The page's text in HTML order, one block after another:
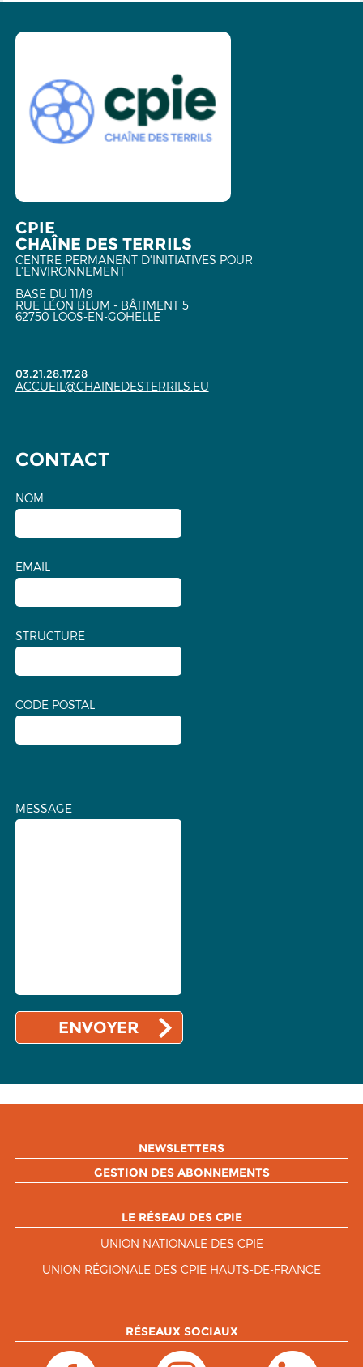
CPIE
CHAÎNE DES TERRILS
CENTRE PERMANENT D'INITIATIVES POUR
L'ENVIRONNEMENT
BASE DU 11/19
RUE LÉON BLUM - BÂTIMENT 5
62750 LOOS-EN-GOHELLE
03.21.28.17.28
ACCUEIL@CHAINEDESTERRILS.EU
CONTACT
NOM
EMAIL
STRUCTURE
CODE POSTAL
MESSAGE
NEWSLETTERS
GESTION DES ABONNEMENTS
LE RÉSEAU DES CPIE
UNION NATIONALE DES CPIE
UNION RÉGIONALE DES CPIE HAUTS-DE-FRANCE
RÉSEAUX SOCIAUX